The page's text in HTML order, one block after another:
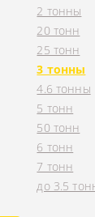
2 тонны
20 тонн
25 тонн
3 тонны
4.6 тонны
5 тонн
50 тонн
6 тонн
7 тонн
до 3.5